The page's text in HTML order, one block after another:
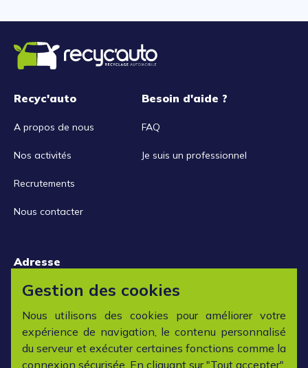
Recyc'auto
A propos de nous
Nos activités
Recrutements
Nous contacter
Besoin d'aide ?
FAQ
Je suis un professionnel
Adresse
15 rue de la Libération
42152 L'horme
Horaires
Gestion des cookies
Nous utilisons des cookies pour améliorer votre
expérience de navigation, le contenu personnalisé
du serveur et exécuter certaines fonctions comme la
connexion sécurisée. En cliquant sur "Tout accepter",